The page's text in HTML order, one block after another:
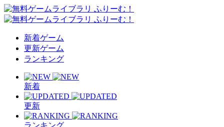
新着ゲーム
更新ゲーム
ランキング
新着
更新
ランキング